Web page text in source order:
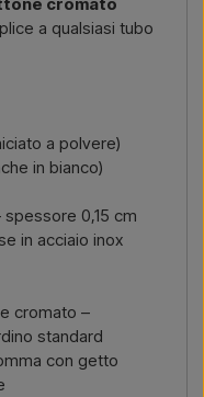
a qualsiasi tubo
a polvere)
in bianco)
0,15 cm
in acciaio inox
cromato –
standard
con getto